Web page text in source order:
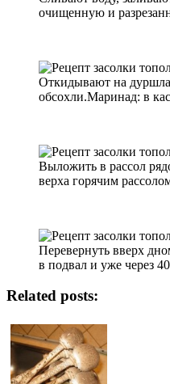
очищенную и
Откидывают на
обсохли.Маринад: в
Выложить в рассол
верха горячим
Перевернуть вверх
в подвал и уже через
Related posts: